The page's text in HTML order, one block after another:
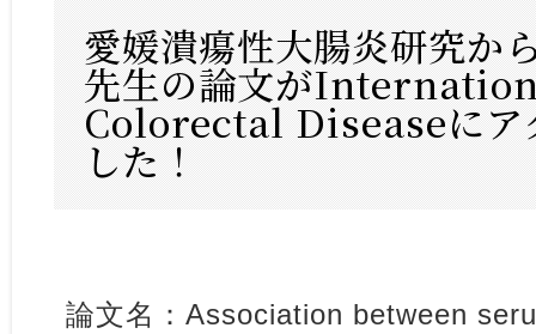
愛媛潰瘍性大腸炎研究か
先生の論文が
Colorectal Diseaseにア
した！
論文名：Association between